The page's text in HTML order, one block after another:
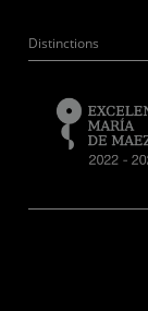
Distinctions